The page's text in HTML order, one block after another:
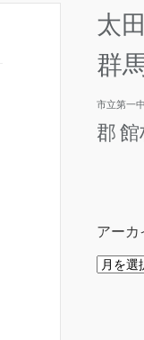
太
群
市立第一中
郡 館
アーカ
ア